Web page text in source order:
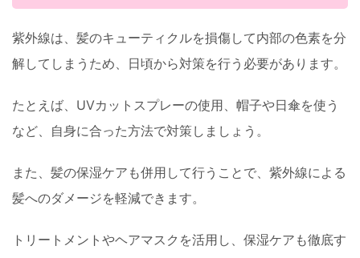
紫外線は、髪のキューティクルを損傷して内部の色素を分
解してしまうため、日頃から対策を行う必要があります。
たとえば、UVカットスプレーの使用、帽子や日傘を使う
など、自身に合った方法で対策しましょう。
また、髪の保湿ケアも併用して行うことで、紫外線による
髪へのダメージを軽減できます。
トリートメントやヘアマスクを活用し、保湿ケアも徹底す